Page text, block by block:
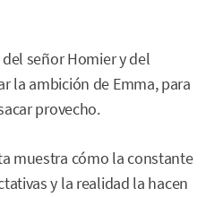
señor Homier y del
la ambición de Emma, para
provecho.
muestra cómo la constante
y la realidad la hacen